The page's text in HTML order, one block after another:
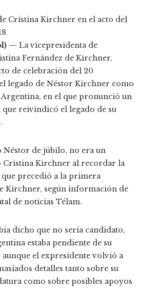
Cristina Kirchner en el acto del
— La vicepresidenta de
Fernández de Kirchner,
de celebración del 20
legado de Néstor Kirchner como
en el que pronunció un
que reivindicó el legado de su
Néstor de júbilo, no era un
Cristina Kirchner al recordar la
que precedió a la primera
Kirchner, según información de
de noticias Télam.
dicho que no sería candidato,
estaba pendiente de su
el expresidente volvió a
detalles tanto sobre su
como sobre posibles apoyos